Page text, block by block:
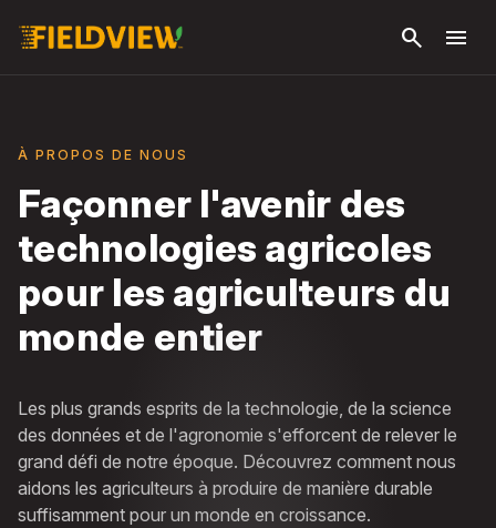
search menu
À PROPOS DE NOUS
Façonner l'avenir des
technologies agricoles
pour les agriculteurs du
monde entier
Les plus grands esprits de la technologie, de la science
des données et de l'agronomie s'efforcent de relever le
grand défi de notre époque. Découvrez comment nous
aidons les agriculteurs à produire de manière durable
suffisamment pour un monde en croissance.